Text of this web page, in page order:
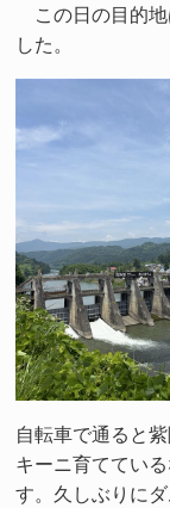
この日の目的地
した。
自転車で通ると
キーニ育ててい
す。久しぶりに